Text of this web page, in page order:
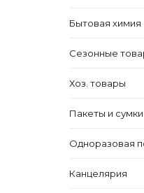
Бытовая химия
Сезонные
Хоз. товары
Пакеты и сумки
Одноразовая
Канцелярия